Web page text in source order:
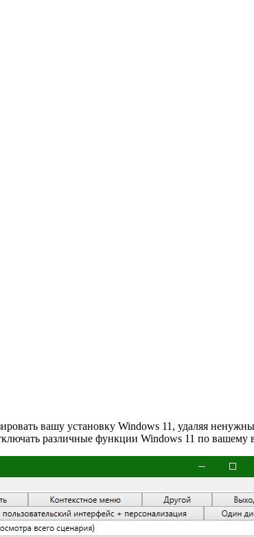
вашу установку Windows 11, удаляя
различные функции Windows 11 по вашему